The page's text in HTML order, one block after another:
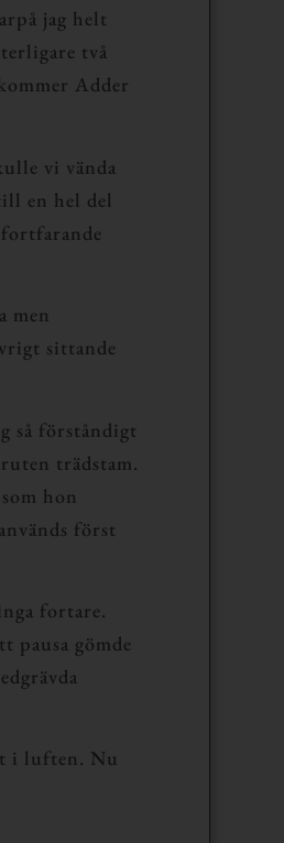
jag helt
två
Adder
vi vända
en hel del
men
sittande
så förståndigt
trädstam.
hon
först
fortare.
pausa gömde
i luften. Nu